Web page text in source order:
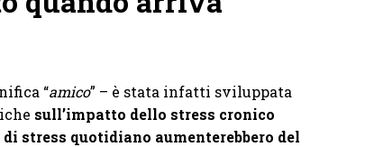
“amico” – è stata infatti sviluppata
sull’impatto dello stress cronico
stress quotidiano aumenterebbero del